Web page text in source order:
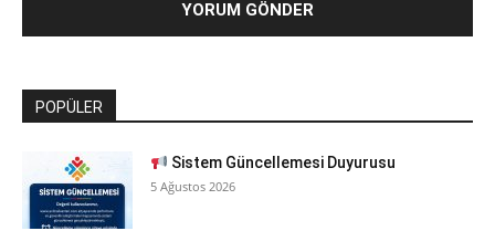
POPÜLER
Sistem Güncellemesi Duyurusu
5 Ağustos 2026